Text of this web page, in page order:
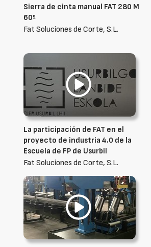
Sierra de cinta manual FAT 280 M
60º
Fat Soluciones de Corte, S.L.
La participación de FAT en el
proyecto de industria 4.0 de la
Escuela de FP de Usurbil
Fat Soluciones de Corte, S.L.